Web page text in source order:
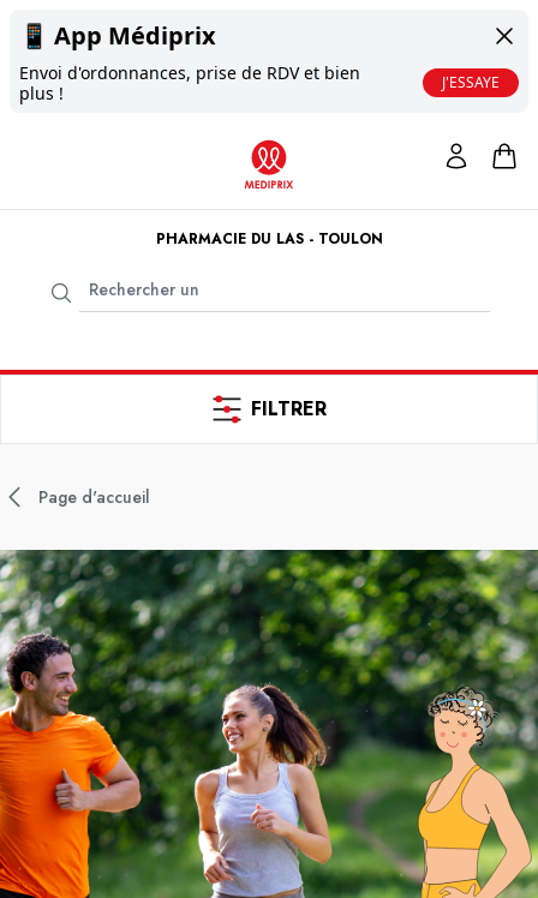
📱 App Médiprix
Envoi d'ordonnances, prise de RDV et bien
plus !
J'ESSAYE
PHARMACIE DU LAS - TOULON
FILTRER
Page d'accueil